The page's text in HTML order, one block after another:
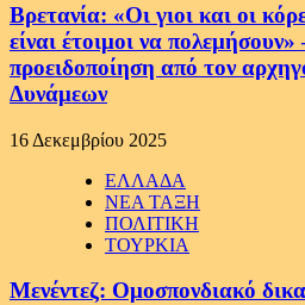
Βρετανία: «Οι γιοι και οι
είναι έτοιμοι να
προειδοποίηση από τον
Δυνάμεων
16 Δεκεμβρίου 2025
ΕΛΛΑΔΑ
ΝΕΑ ΤΑΞΗ
ΠΟΛΙΤΙΚΗ
ΤΟΥΡΚΙΑ
Μενέντεζ: Ομοσπονδιακό